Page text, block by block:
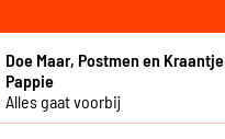
Doe Maar, Postmen en Kraantje
Pappie
Alles gaat voorbij